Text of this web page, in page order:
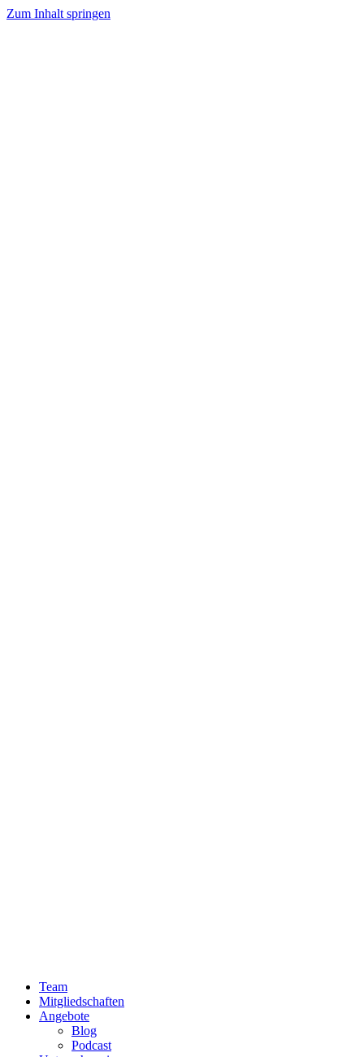
Zum Inhalt springen
Team
Mitgliedschaften
Angebote
Blog
Podcast